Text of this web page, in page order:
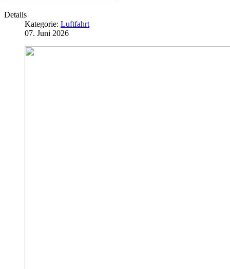
Details
Kategorie: Luftfahrt
07. Juni 2026